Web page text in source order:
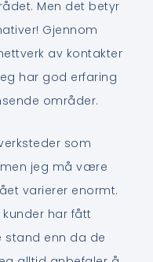
Men det betyr
Gjennom
av kontakter
har god erfaring
områder.
som
jeg må være
varierer enormt.
har fått
stand enn da de